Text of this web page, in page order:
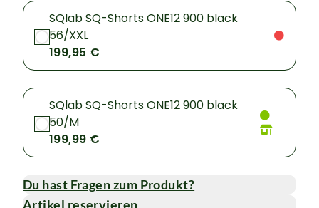
SQlab SQ-Shorts ONE12 900 black
56/XXL
199,95 €
SQlab SQ-Shorts ONE12 900 black
50/M
199,99 €
Du hast Fragen zum Produkt?
Artikel reservieren